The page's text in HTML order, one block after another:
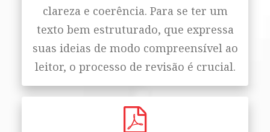
clareza e coerência. Para se ter um
texto bem estruturado, que expressa
suas ideias de modo compreensível ao
leitor, o processo de revisão é crucial.